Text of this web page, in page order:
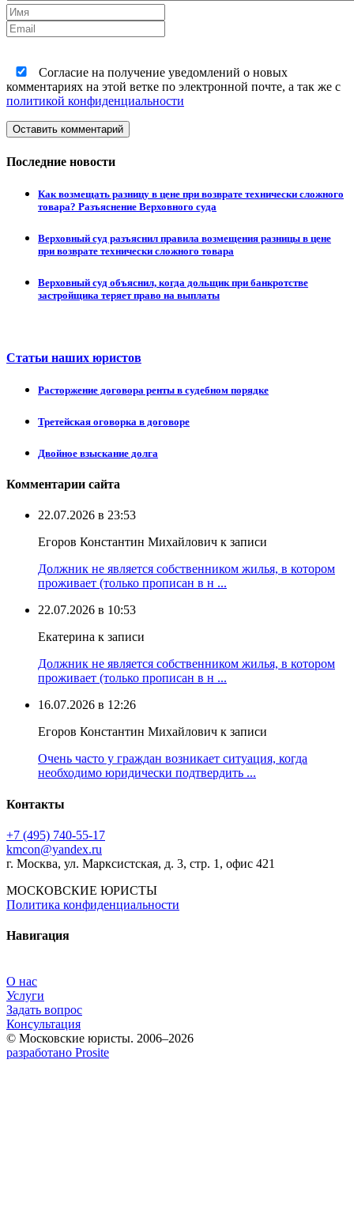
Согласие на получение уведомлений о новых
комментариях на этой ветке по электронной почте, а так же с
политикой конфиденциальности
Оставить комментарий
Последние новости
Как возмещать разницу в цене при возврате технически сложного
товара? Разъяснение Верховного суда
Верховный суд разъяснил правила возмещения разницы в цене
при возврате технически сложного товара
Верховный суд объяснил, когда дольщик при банкротстве
застройщика теряет право на выплаты
Статьи наших юристов
Расторжение договора ренты в судебном порядке
Третейская оговорка в договоре
Двойное взыскание долга
Комментарии сайта
22.07.2026 в 23:53
Егоров Константин Михайлович к записи
Должник не является собственником жилья, в котором
проживает (только прописан в н ...
22.07.2026 в 10:53
Екатерина к записи
Должник не является собственником жилья, в котором
проживает (только прописан в н ...
16.07.2026 в 12:26
Егоров Константин Михайлович к записи
Очень часто у граждан возникает ситуация, когда
необходимо юридически подтвердить ...
Контакты
+7 (495) 740‑55‑17
kmcon@yandex.ru
г. Москва, ул. Марксистская, д. 3, стр. 1, офис 421
МОСКОВСКИЕ ЮРИСТЫ
Политика конфиденциальности
Навигация
О нас
Услуги
Задать вопрос
Консультация
© Московские юристы. 2006–2026
разработано Prosite